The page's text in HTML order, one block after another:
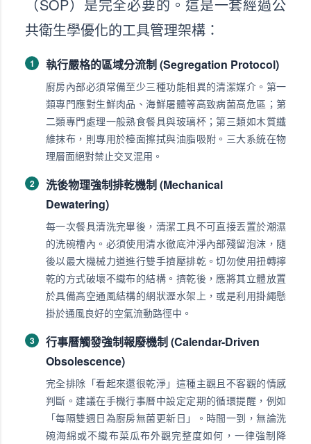
（SOP）是完全必要的。這是一套經過公
共衛生學優化的工具管理架構：
1 執行嚴格的區域分流制 (Segregation Protocol)
廚房內部必須常備至少三種功能相異的清潔媒介。第一
類專門應對生鮮肉品、海鮮屠體等高致病菌高危區；第
二類專門處理一般熟食餐具與玻璃杯；第三類如木質纖
維抹布，則專用於檯面擦拭與油脂吸附。三大系統在物
理層面絕對禁止交叉混用。
2
洗後物理強制排乾機制 (Mechanical
Dewatering)
每一次餐具清洗完畢後，清潔工具不可直接丟置於潮濕
的洗碗槽內。必須使用清水徹底沖淨內部殘留泡沫，隨
後以最大機械力道進行雙手擠壓排乾。切勿使用扭轉擰
乾的方式破壞不織布的結構。擠乾後，應將其立體放置
於具備高空通風結構的網狀瀝水架上，或是利用掛繩懸
掛於通風良好的空氣流動路徑中。
3
行事曆觸發強制報廢機制 (Calendar-Driven
Obsolescence)
完全排除「看起來還很乾淨」這種主觀且不客觀的情感
判斷。建議在手機行事曆中設定定期的循環提醒，例如
「每隔雙週日為廚房無菌更新日」。時間一到，無論洗
碗海綿或不織布菜瓜布外觀完整度如何，一律強制降